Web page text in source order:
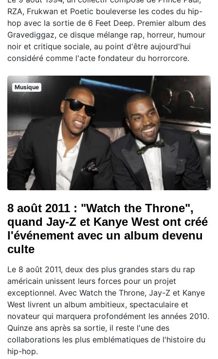
RZA, Frukwan et Poetic bouleverse les codes du hip-
hop avec la sortie de 6 Feet Deep. Premier album des
Gravediggaz, ce disque mélange rap, horreur, humour
noir et critique sociale, au point d'être aujourd'hui
considéré comme l'acte fondateur du horrorcore.
Musique
8 août 2011 : "Watch the Throne",
quand Jay-Z et Kanye West ont créé
l'événement avec un album devenu
culte
Le 8 août 2011, deux des plus grandes stars du rap
américain unissent leurs forces pour un projet
exceptionnel. Avec Watch the Throne, Jay-Z et Kanye
West livrent un album ambitieux, spectaculaire et
novateur qui marquera profondément les années 2010.
Quinze ans après sa sortie, il reste l'une des
collaborations les plus emblématiques de l'histoire du
hip-hop.